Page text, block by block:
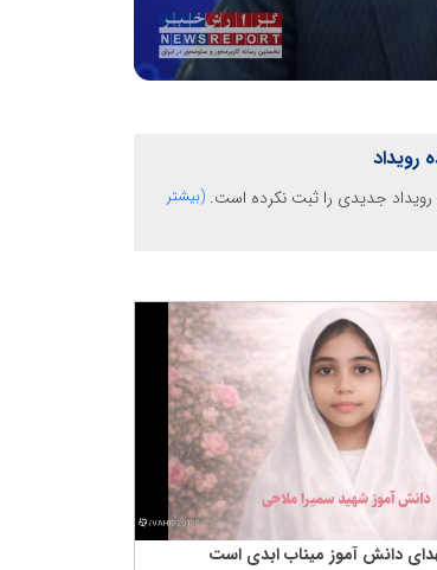
رویداد جدیدی را ثبت نکرده است. (بیشتر
دانش آموز میناب ابدی است